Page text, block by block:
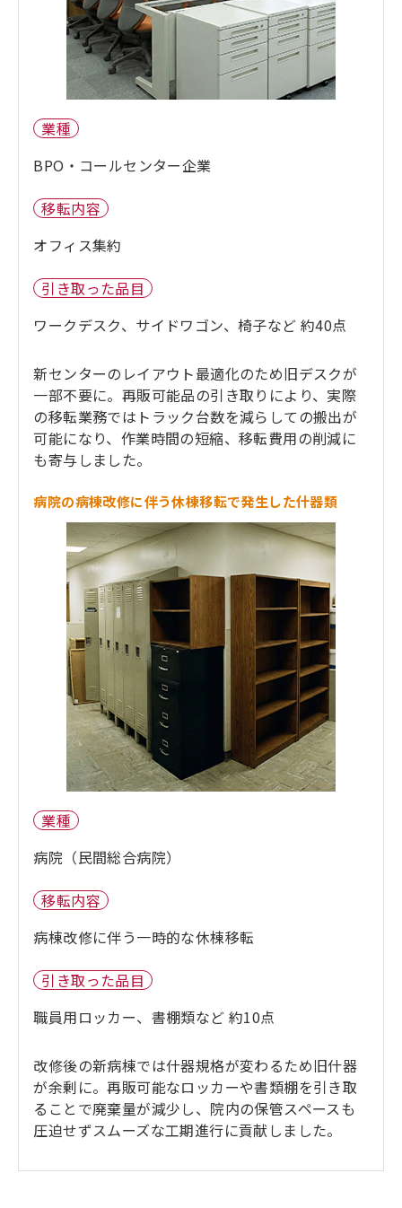
業種
BPO・コールセンター企業
移転内容
オフィス集約
引き取った品目
ワークデスク、サイドワゴン、椅子など 約40点
新センターのレイアウト最適化のため旧デスクが
一部不要に。再販可能品の引き取りにより、実際
の移転業務ではトラック台数を減らしての搬出が
可能になり、作業時間の短縮、移転費用の削減に
も寄与しました。
病院の病棟改修に伴う休棟移転で発生した什器類
業種
病院（民間総合病院）
移転内容
病棟改修に伴う一時的な休棟移転
引き取った品目
職員用ロッカー、書棚類など 約10点
改修後の新病棟では什器規格が変わるため旧什器
が余剰に。再販可能なロッカーや書類棚を引き取
ることで廃棄量が減少し、院内の保管スペースも
圧迫せずスムーズな工期進行に貢献しました。